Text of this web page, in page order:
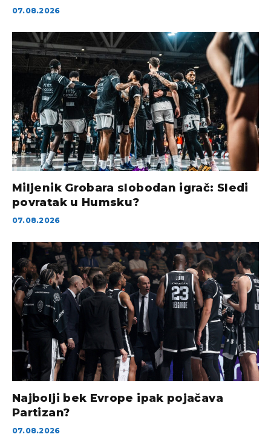
07.08.2026
Miljenik Grobara slobodan igrač: Sledi
povratak u Humsku?
07.08.2026
Najbolji bek Evrope ipak pojačava
Partizan?
07.08.2026